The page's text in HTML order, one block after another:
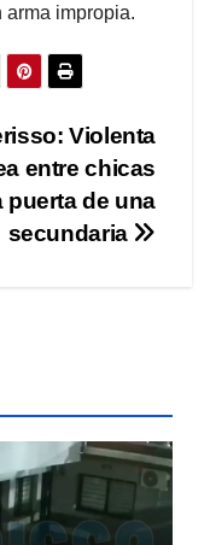
arma impropia.
Violenta
entre chicas
puerta de una
secundaria